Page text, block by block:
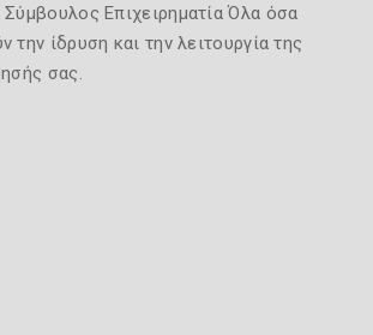
Σύμβουλος Επιχειρηματία Όλα όσα
την ίδρυση και την λειτουργία της
σας.